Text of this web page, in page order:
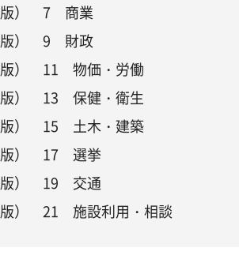
版） 7 商業
版） 9 財政
版） 11 物価・労働
版） 13 保健・衛生
版） 15 土木・建築
版） 17 選挙
版） 19 交通
版） 21 施設利用・相談